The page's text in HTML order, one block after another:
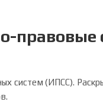
правовые
систем (ИПСС).